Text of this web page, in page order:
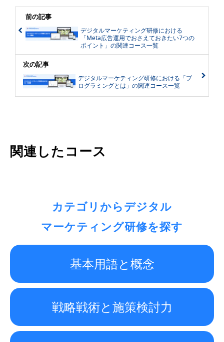
前の記事
デジタルマーケティング研修における
「Meta広告運用でおさえておきたい7つの
ポイント」の関連コース一覧
次の記事
デジタルマーケティング研修における「プ
ログラミングとは」の関連コース一覧
関連したコース
カテゴリからデジタル
マーケティング研修を探す
基本用語と概念
戦略戦術と施策検討力